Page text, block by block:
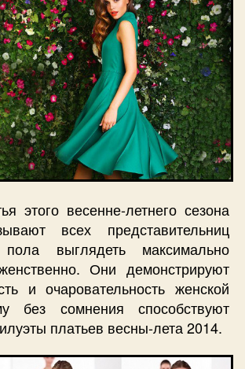
этого весенне-летнего сезона
всех представительниц
пола выглядеть максимально
Они демонстрируют
и очаровательность женской
без сомнения способствуют
платьев весны-лета 2014.